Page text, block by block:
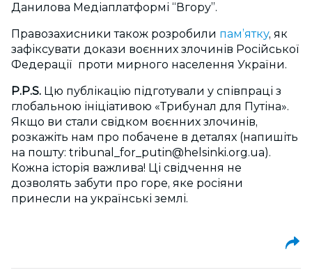
Данилова Медіаплатформі “Вгору”.
Правозахисники також розробили пам’ятку, як
зафіксувати докази воєнних злочинів Російської
Федерації проти мирного населення України.
P.P.S. Цю публікацію підготували у співпраці з
глобальною ініціативою «Трибунал для Путіна».
Якщо ви стали свідком воєнних злочинів,
розкажіть нам про побачене в деталях (напишіть
на пошту: tribunal_for_putin@helsinki.org.ua).
Кожна історія важлива! Ці свідчення не
дозволять забути про горе, яке росіяни
принесли на українські землі.